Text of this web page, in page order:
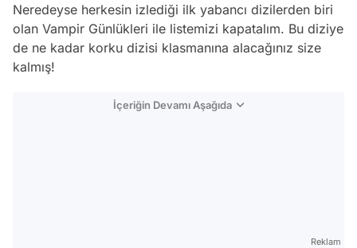
Neredeyse herkesin izlediği ilk yabancı dizilerden biri
olan Vampir Günlükleri ile listemizi kapatalım. Bu diziye
de ne kadar korku dizisi klasmanına alacağınız size
kalmış!
İçeriğin Devamı Aşağıda
Reklam
Test